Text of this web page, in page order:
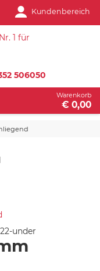
Kundenbereich
506050
Warenkorb
€ 0,00
under